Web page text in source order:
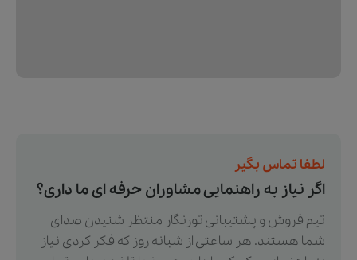
لطفا تماس بگیر
اگر نیاز به راهنمایی مشاوران حرفه ای ما داری؟
تیم فروش و پشتیبانی تورنگار منتظر شنیدن صدای
شما هستند. هر ساعتی از شبانه روز که فکر کردی نیاز